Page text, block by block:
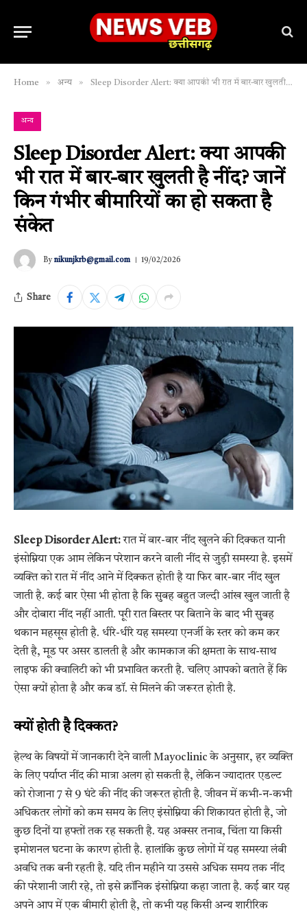
Home » अन्य » Sleep Disorder Alert: क्या आपकी भी रात में बार-बार खुलती है नींद? जानें किन गंभीर बीमारियों का हो सकता है संकेत
अन्य
Sleep Disorder Alert: क्या आपकी
भी रात में बार-बार खुलती है नींद? जानें
किन गंभीर बीमारियों का हो सकता है
संकेत
By nikunjkrb@gmail.com 19/02/2026
Share
Sleep Disorder Alert:रात में बार-बार नींद खुलने की दिक्कत यानी
इंसोम्निया एक आम लेकिन परेशान करने वाली नींद से जुड़ी समस्या है. इसमें
व्यक्ति को रात में नींद आने में दिक्कत होती है या फिर बार-बार नींद खुल
जाती है. कई बार ऐसा भी होता है कि सुबह बहुत जल्दी आंख खुल जाती है
और दोबारा नींद नहीं आती. पूरी रात बिस्तर पर बिताने के बाद भी सुबह
थकान महसूस होती है. धीरे-धीरे यह समस्या एनर्जी के स्तर को कम कर
देती है, मूड पर असर डालती है और कामकाज की क्षमता के साथ-साथ
लाइफ की क्वालिटी को भी प्रभावित करती है. चलिए आपको बताते हैं कि
ऐसा क्यों होता है और कब डॉ. से मिलने की जरूरत होती है.
क्यों होती है दिक्कत?
हेल्थ के विषयों में जानकारी देने वाली Mayoclinic के अनुसार, हर व्यक्ति
के लिए पर्याप्त नींद की मात्रा अलग हो सकती है, लेकिन ज्यादातर एडल्ट
को रोजाना 7 से 9 घंटे की नींद की जरूरत होती है. जीवन में कभी-न-कभी
अधिकतर लोगों को कम समय के लिए इंसोम्निया की शिकायत होती है, जो
कुछ दिनों या हफ्तों तक रह सकती है. यह अक्सर तनाव, चिंता या किसी
इमोशनल घटना के कारण होती है. हालांकि कुछ लोगों में यह समस्या लंबी
अवधि तक बनी रहती है. यदि तीन महीने या उससे अधिक समय तक नींद
की परेशानी जारी रहे, तो इसे क्रॉनिक इंसोम्निया कहा जाता है. कई बार यह
अपने आप में एक बीमारी होती है, तो कभी यह किसी अन्य शारीरिक